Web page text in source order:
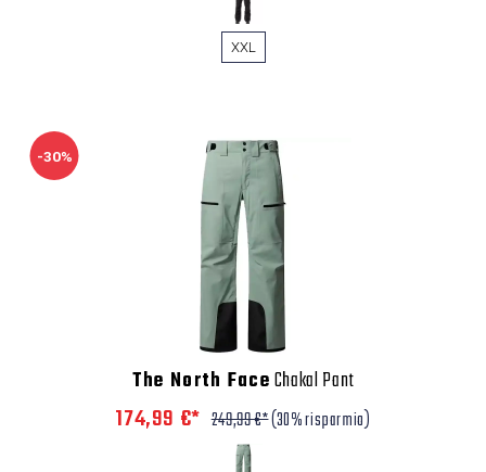
XXL
-30%
The North FaceChakal Pant
174,99 €* 249,99 €*(30% risparmio)